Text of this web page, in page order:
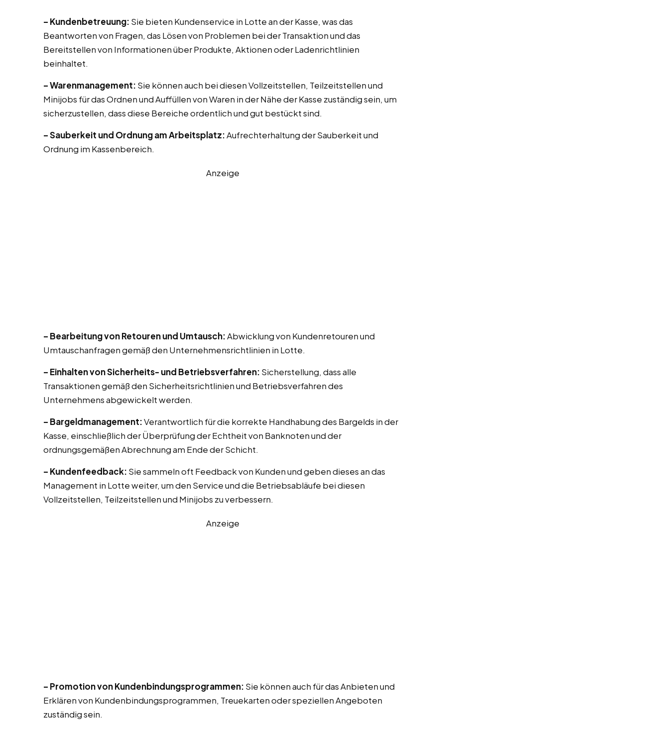
– Kundenbetreuung: Sie bieten Kundenservice in Lotte an der Kasse, was das
Beantworten von Fragen, das Lösen von Problemen bei der Transaktion und das
Bereitstellen von Informationen über Produkte, Aktionen oder Ladenrichtlinien
beinhaltet.
– Warenmanagement: Sie können auch bei diesen Vollzeitstellen, Teilzeitstellen und
Minijobs für das Ordnen und Auffüllen von Waren in der Nähe der Kasse zuständig sein, um
sicherzustellen, dass diese Bereiche ordentlich und gut bestückt sind.
– Sauberkeit und Ordnung am Arbeitsplatz:Aufrechterhaltung der Sauberkeit und
Ordnung im Kassenbereich.
Anzeige
– Bearbeitung von Retouren und Umtausch:Abwicklung von Kundenretouren und
Umtauschanfragen gemäß den Unternehmensrichtlinien in Lotte.
– Einhalten von Sicherheits- und Betriebsverfahren: Sicherstellung, dass alle
Transaktionen gemäß den Sicherheitsrichtlinien und Betriebsverfahren des
Unternehmens abgewickelt werden.
– Bargeldmanagement:Verantwortlich für die korrekte Handhabung des Bargelds in der
Kasse, einschließlich der Überprüfung der Echtheit von Banknoten und der
ordnungsgemäßen Abrechnung am Ende der Schicht.
– Kundenfeedback: Sie sammeln oft Feedback von Kunden und geben dieses an das
Management in Lotte weiter, um den Service und die Betriebsabläufe bei diesen
Vollzeitstellen, Teilzeitstellen und Minijobs zu verbessern.
Anzeige
– Promotion von Kundenbindungsprogrammen: Sie können auch für das Anbieten und
Erklären von Kundenbindungsprogrammen, Treuekarten oder speziellen Angeboten
zuständig sein.